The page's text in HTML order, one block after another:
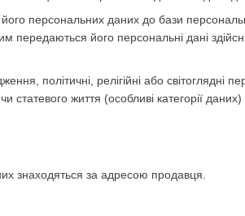
персональних даних до бази
передаються його персональні дані
політичні, релігійні або світоглядні
життя (особливі категорії даних)
знаходяться за адресою продавця.